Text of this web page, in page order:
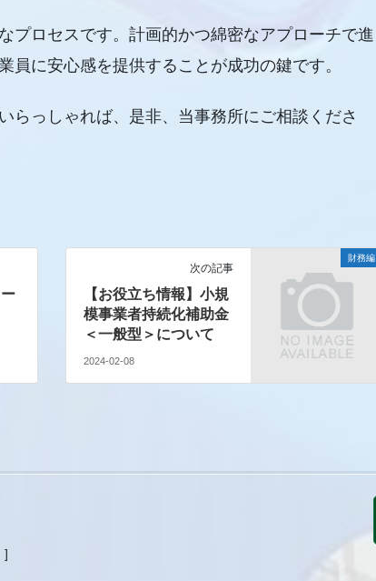
プロセスです。計画的かつ綿密なアプローチで進
員に安心感を提供することが成功の鍵です。
らっしゃれば、是非、当事務所にご相談くださ
財務編
次の記事
【お役立ち情報】小規
模事業者持続化補助金
＜一般型＞について
2024-02-08
]